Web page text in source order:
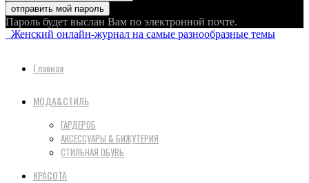
Пароль будет выслан Вам по электронной почте.
Женский онлайн-журнал на самые разнообразные темы
Главная
МОДА&СТИЛЬ
ГАРДЕРОБ
АКСЕССУАРЫ & БИЖУТЕРИЯ
СТИЛЬНАЯ ОБУВЬ
КРАСОТА